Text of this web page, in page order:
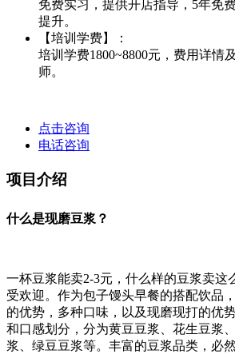
免费实习，提供开店指导，5年免
提升。
【培训学费】：
培训学费1800~8800元，费用详情
师。
点击咨询
电话咨询
项目介绍
什么是现磨豆浆？
一杯豆浆能卖2-3元，什么样的豆浆卖这
受欢迎。作为包子馒头早餐的搭配饮品
的优势，多种口味，以及现磨现打的优
和口感划分，分为黄豆豆浆、花生豆浆
浆、绿豆豆浆等。丰富的豆浆品类，必